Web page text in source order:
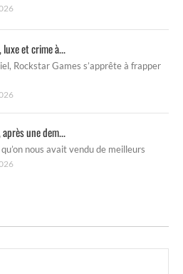
et crime à...
Rockstar Games s’apprête à frapper
après une dem...
nous avait vendu de meilleurs